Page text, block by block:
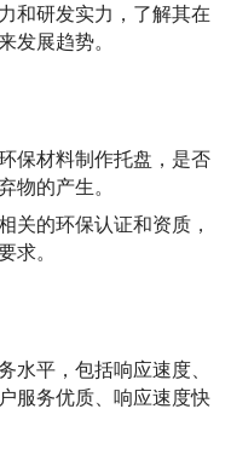
和研发实力，了解其在
发展趋势。
保材料制作托盘，是否
物的产生。
关的环保认证和资质，
求。
水平，包括响应速度、
服务优质、响应速度快